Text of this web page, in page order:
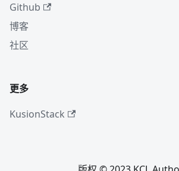
Github
博客
社区
更多
KusionStack